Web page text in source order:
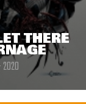
THERE